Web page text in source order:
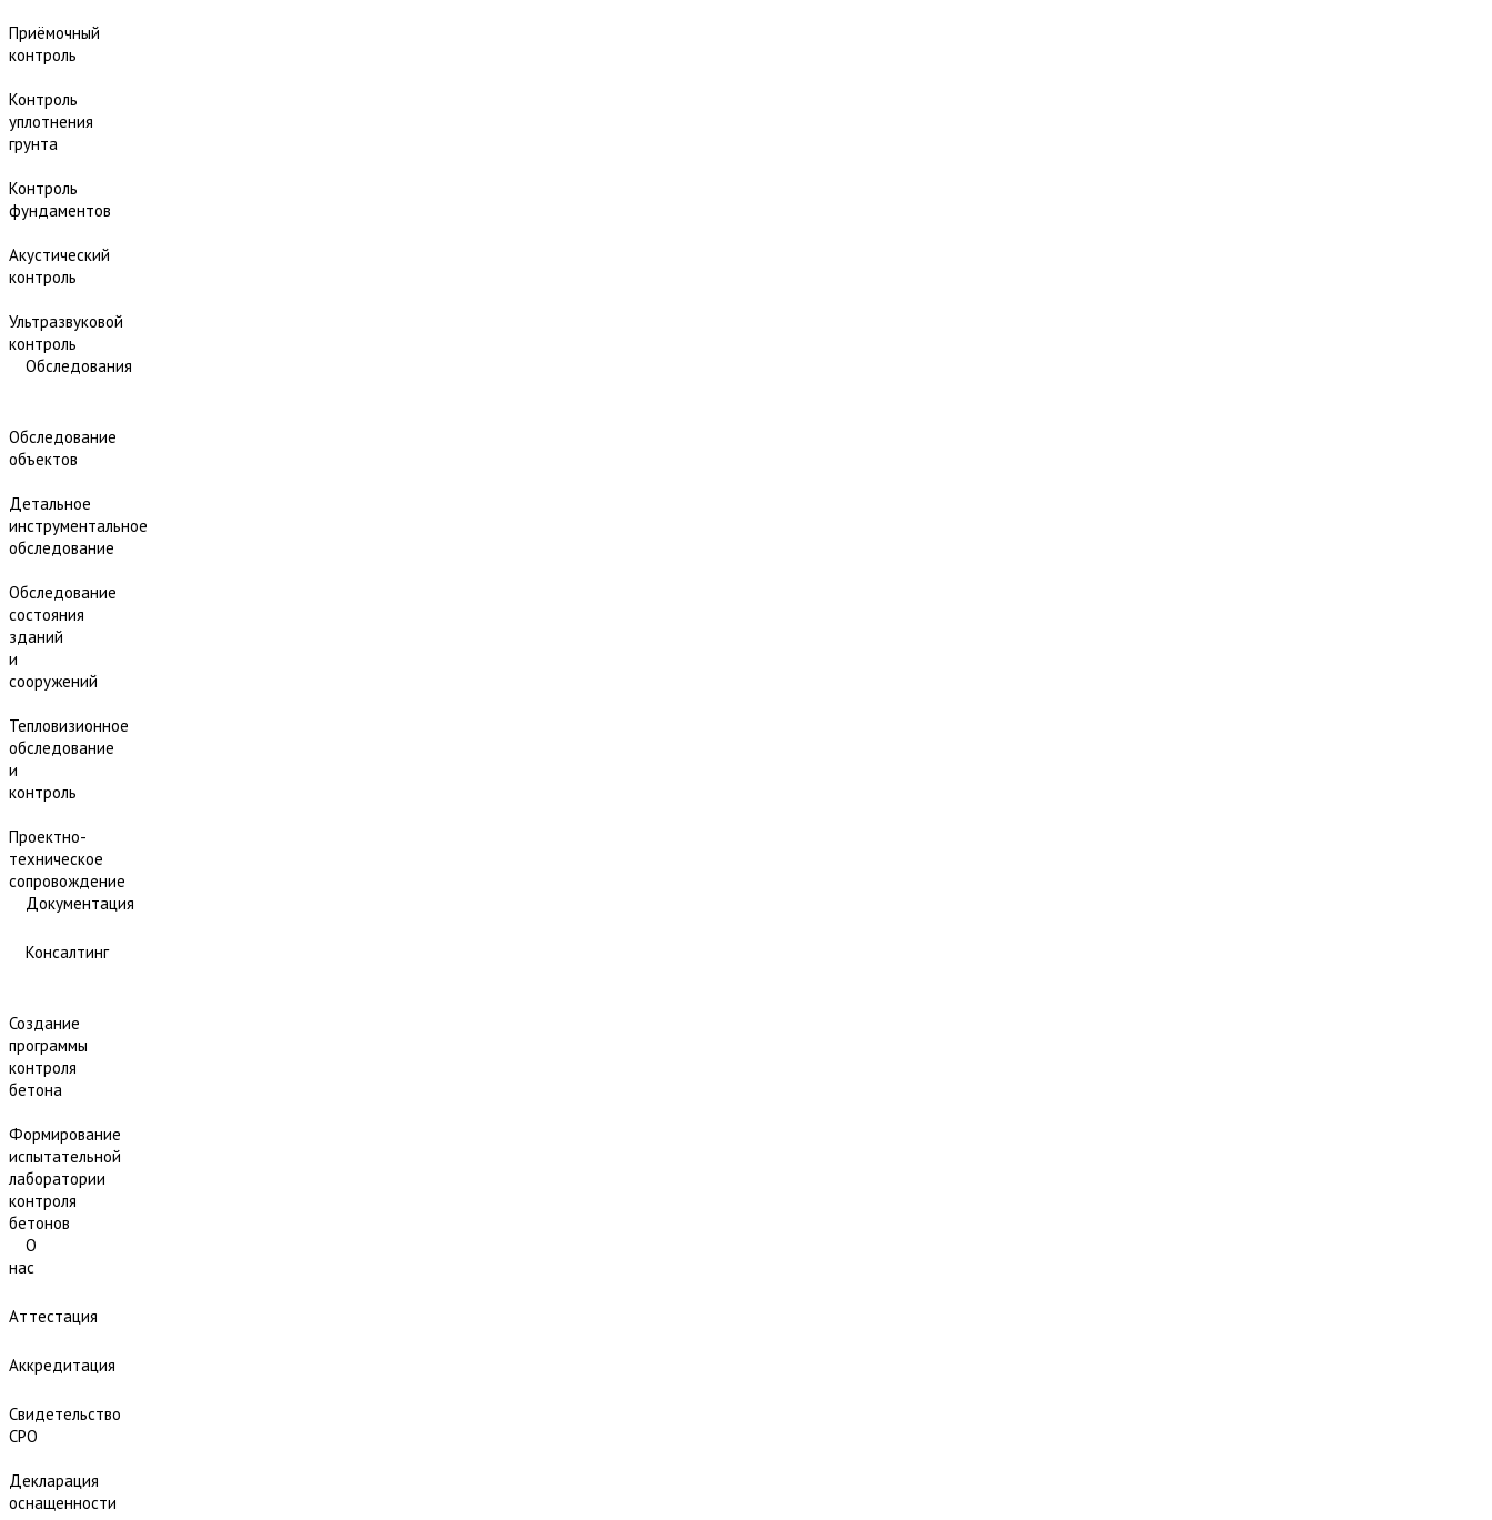
Приёмочный
контроль
Контроль
уплотнения
грунта
Контроль
фундаментов
Акустический
контроль
Ультразвуковой
контроль
Обследования
Обследование
объектов
Детальное
инструментальное
обследование
Обследование
состояния
зданий
и
сооружений
Тепловизионное
обследование
и
контроль
Проектно-
техническое
сопровождение
Документация
Консалтинг
Создание
программы
контроля
бетона
Формирование
испытательной
лаборатории
контроля
бетонов
О
нас
Аттестация
Аккредитация
Свидетельство
СРО
Декларация
оснащенности